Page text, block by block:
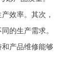
效率。其次，
的生产需求。
产品维修能够